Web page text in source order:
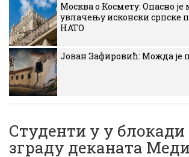
Москва о Космету: Опасно
увлачењу исконски српске
НАТО
Јован Зафировић: Можда је
Студенти у у блокади
зграду деканата